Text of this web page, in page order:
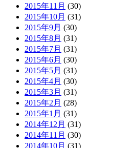
2015年11月 (30)
2015年10月 (31)
2015年9月 (30)
2015年8月 (31)
2015年7月 (31)
2015年6月 (30)
2015年5月 (31)
2015年4月 (30)
2015年3月 (31)
2015年2月 (28)
2015年1月 (31)
2014年12月 (31)
2014年11月 (30)
2014年10月 (31)